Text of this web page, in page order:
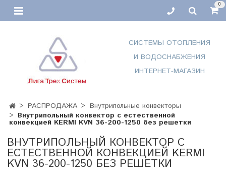
0
СИСТЕМЫ ОТОПЛЕНИЯ
И ВОДОСНАБЖЕНИЯ
ИНТЕРНЕТ-МАГАЗИН
РАСПРОДАЖА
Внутрипольные конвекторы
Внутрипольный конвектор с естественной
конвекцией KERMI KVN 36-200-1250 без решетки
ВНУТРИПОЛЬНЫЙ КОНВЕКТОР С
ЕСТЕСТВЕННОЙ КОНВЕКЦИЕЙ KERMI
KVN 36-200-1250 БЕЗ РЕШЕТКИ